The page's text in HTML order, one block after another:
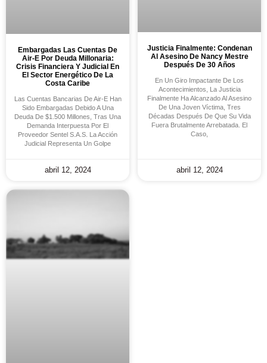
Embargadas Las Cuentas De
Air-E Por Deuda Millonaria:
Crisis Financiera Y Judicial En
El Sector Energético De La
Costa Caribe
Las Cuentas Bancarias De Air-E Han
Sido Embargadas Debido A Una
Deuda De $1.500 Millones, Tras Una
Demanda Interpuesta Por El
Proveedor Sentel S.A.S. La Acción
Judicial Representa Un Golpe
abril 12, 2024
Justicia Finalmente: Condenan
Al Asesino De Nancy Mestre
Después De 30 Años
En Un Giro Impactante De Los
Acontecimientos, La Justicia
Finalmente Ha Alcanzado Al Asesino
De Una Joven Víctima, Tres
Décadas Después De Que Su Vida
Fuera Brutalmente Arrebatada. El
Caso,
abril 12, 2024